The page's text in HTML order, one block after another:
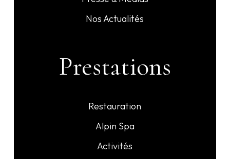
Nos Actualités
Prestations
Restauration
Alpin Spa
Activités